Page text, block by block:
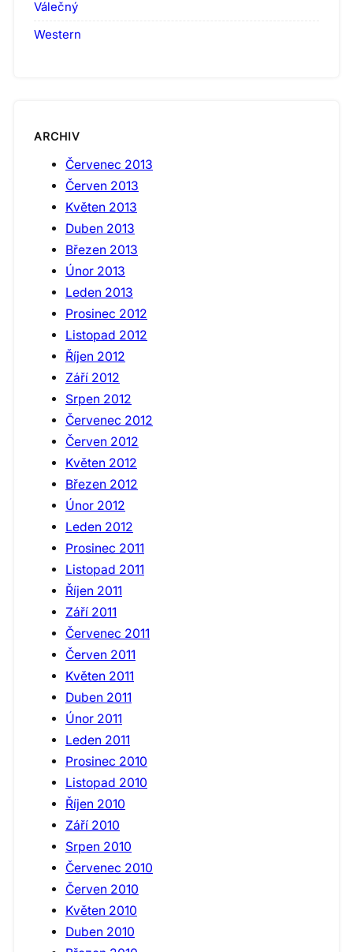
Válečný
Western
ARCHIV
Červenec 2013
Červen 2013
Květen 2013
Duben 2013
Březen 2013
Únor 2013
Leden 2013
Prosinec 2012
Listopad 2012
Říjen 2012
Září 2012
Srpen 2012
Červenec 2012
Červen 2012
Květen 2012
Březen 2012
Únor 2012
Leden 2012
Prosinec 2011
Listopad 2011
Říjen 2011
Září 2011
Červenec 2011
Červen 2011
Květen 2011
Duben 2011
Únor 2011
Leden 2011
Prosinec 2010
Listopad 2010
Říjen 2010
Září 2010
Srpen 2010
Červenec 2010
Červen 2010
Květen 2010
Duben 2010